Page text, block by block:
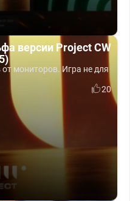
версии Project CW
мониторов. Игра не для
20